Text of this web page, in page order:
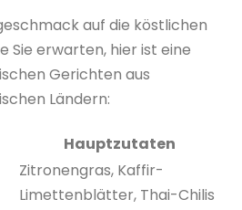
auf die köstlichen
Sie erwarten, hier ist eine
Gerichten aus
Ländern:
Hauptzutaten
Zitronengras, Kaffir-
Limettenblätter, Thai-Chilis